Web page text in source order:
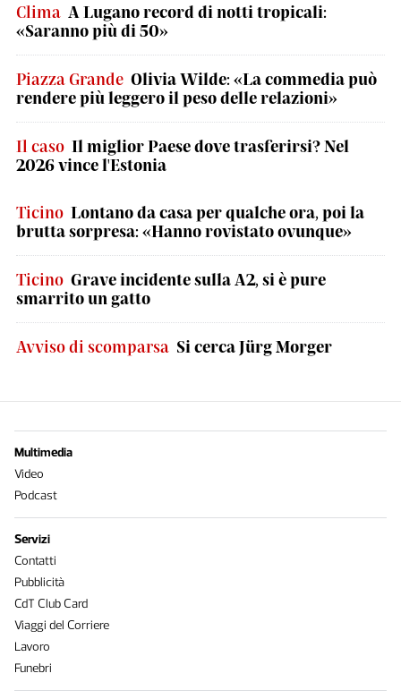
Clima A Lugano record di notti tropicali:
«Saranno più di 50»
Piazza Grande Olivia Wilde: «La commedia può
rendere più leggero il peso delle relazioni»
Il caso Il miglior Paese dove trasferirsi? Nel
2026 vince l'Estonia
Ticino Lontano da casa per qualche ora, poi la
brutta sorpresa: «Hanno rovistato ovunque»
Ticino Grave incidente sulla A2, si è pure
smarrito un gatto
Avviso di scomparsa Si cerca Jürg Morger
Multimedia
Video
Podcast
Servizi
Contatti
Pubblicità
CdT Club Card
Viaggi del Corriere
Lavoro
Funebri